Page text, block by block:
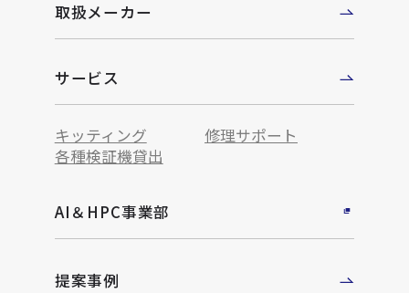
取扱メーカー
サービス
キッティング
修理サポート
各種検証機貸出
AI＆HPC事業部
提案事例